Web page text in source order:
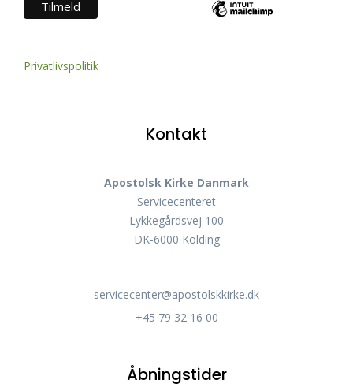
Privatlivspolitik
Kontakt
Apostolsk Kirke Danmark
Servicecenteret
Lykkegårdsvej 100
DK-6000 Kolding
servicecenter@apostolskkirke.dk
+45 79 32 16 00
Åbningstider